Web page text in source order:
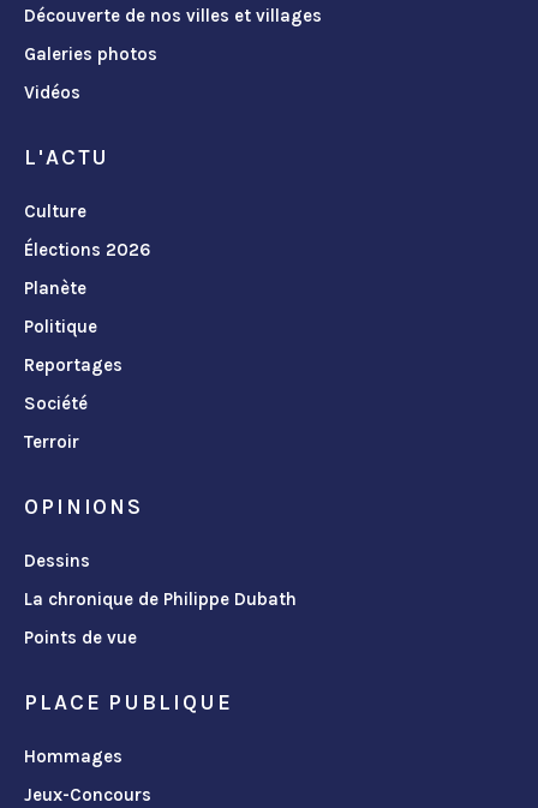
Découverte de nos villes et villages
Galeries photos
Vidéos
L'ACTU
Culture
Élections 2026
Planète
Politique
Reportages
Société
Terroir
OPINIONS
Dessins
La chronique de Philippe Dubath
Points de vue
PLACE PUBLIQUE
Hommages
Jeux-Concours